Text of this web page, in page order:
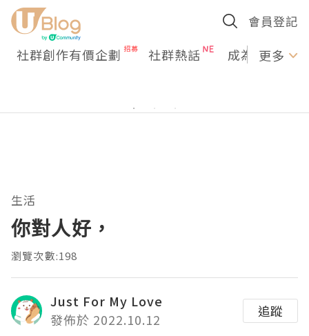
會員登記
社群創作有價企劃 社群熱話 成為U更多
生活
你對人好，
瀏覽次數:198
Just For My Love
發佈於 2022.10.12
追蹤